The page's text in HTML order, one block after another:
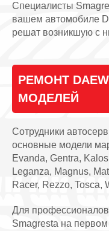
Специалисты
вашем автомобиле
решат возникшую с
РЕМОНТ
МОДЕЛЕЙ
Сотрудники
основные модели
Evanda, Gentra,
Leganza, Magnus,
Racer, Rezzo, Tosca,
Для профессионалов
Smagresta на первом